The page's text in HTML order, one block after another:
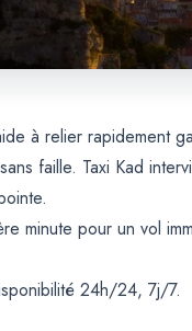
à relier rapidement
faille. Taxi Kad
minute pour un vol
24h/24, 7j/7.